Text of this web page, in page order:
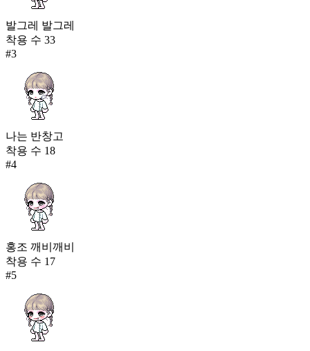
발그레 발그레
착용 수 33
#3
나는 반창고
착용 수 18
#4
홍조 깨비깨비
착용 수 17
#5